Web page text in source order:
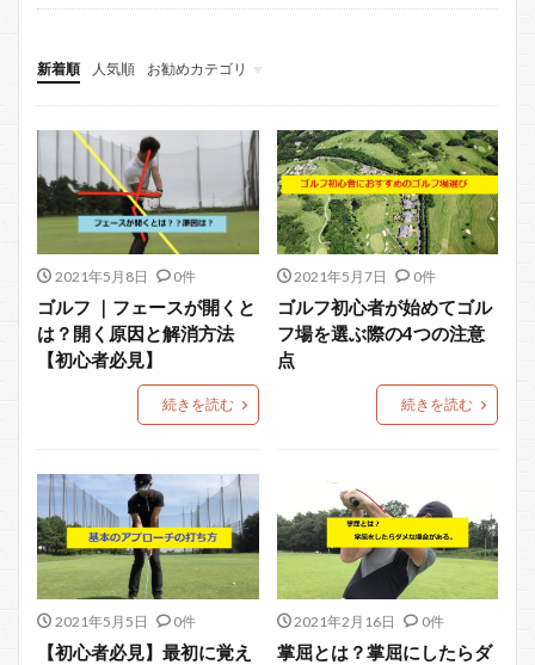
新着順 人気順
お勧めカテゴリ
ゴルフの基本
ゴルフクラブ 持ち方
LESSON
サイトマップ
2021年5月8日 0件
ゴルフ ｜フェースが開くと
は？開く原因と解消方法
【初心者必見】
続きを読む
2021年5月7日 0件
ゴルフ初心者が始めてゴル
フ場を選ぶ際の4つの注意
点
続きを読む
2021年5月5日 0件
【初心者必見】最初に覚え
2021年2月16日 0件
掌屈とは？掌屈にしたらダ